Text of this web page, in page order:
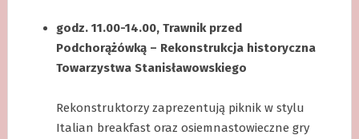
godz. 11.00-14.00, Trawnik przed
Podchorążówką – Rekonstrukcja historyczna
Towarzystwa Stanisławowskiego
Rekonstruktorzy zaprezentują piknik w stylu
Italian breakfast oraz osiemnastowieczne gry